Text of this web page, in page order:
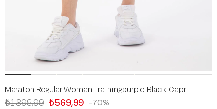
Maraton Regular Woman Traınıngpurple Black Caprı
70
₺1.899,99 ₺569,99